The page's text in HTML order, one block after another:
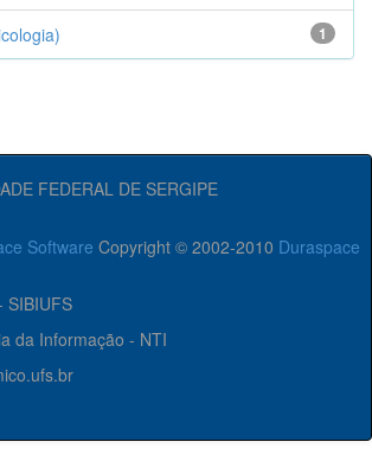
1
FEDERAL DE SERGIPE
Software Copyright © 2002-2010 Duraspace
SIBIUFS
da Informação - NTI